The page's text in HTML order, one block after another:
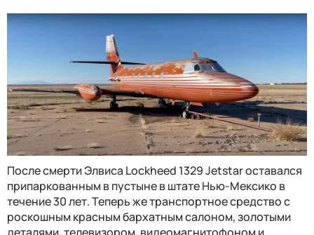
После смерти Элвиса Lockheed 1329 Jetstar оставался
припаркованным в пустыне в штате Нью-Мексико в
течение 30 лет. Теперь же транспортное средство с
роскошным красным бархатным салоном, золотыми